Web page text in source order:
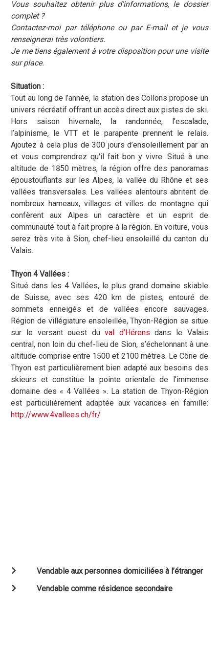
Vous souhaitez obtenir plus d'informations, le dossier
complet ?
Contactez-moi par téléphone ou par E-mail et je vous
renseignerai très volontiers.
Je me tiens également à votre disposition pour une visite
sur place.
Situation :
Tout au long de l’année, la station des Collons propose un
univers récréatif offrant un accès direct aux pistes de ski.
Hors saison hivernale, la randonnée, l’escalade,
l’alpinisme, le VTT et le parapente prennent le relais.
Ajoutez à cela plus de 300 jours d’ensoleillement par an
et vous comprendrez qu'il fait bon y vivre.Situé à une
altitude de 1850 mètres, la région offre des panoramas
époustouflants sur les Alpes, la vallée du Rhône et ses
vallées transversales. Les vallées alentours abritent de
nombreux hameaux, villages et villes de montagne qui
confèrent aux Alpes un caractère et un esprit de
communauté tout à fait propre à la région. En voiture, vous
serez très vite à Sion, chef-lieu ensoleillé du canton du
Valais.
Thyon 4 Vallées :
Situé dans les 4 Vallées, le plus grand domaine skiable
de Suisse, avec ses 420 km de pistes, entouré de
sommets enneigés et de vallées encore sauvages.
Région de villégiature ensoleillée, Thyon-Région se situe
sur le versant ouest duval d’Hérens dans le Valais
central, non loin du chef-lieu de Sion, s’échelonnant à une
altitude comprise entre 1500 et 2100 mètres. Le Cône de
Thyon est particulièrement bien adapté aux besoins des
skieurs et constitue la pointe orientale de l’immense
domaine des « 4 Vallées ». La station de Thyon-Région
est particulièrement adaptée aux vacances en famille:
http://www.4vallees.ch/fr/
Vendable aux personnes domiciliées à l’étranger
Vendable comme résidence secondaire